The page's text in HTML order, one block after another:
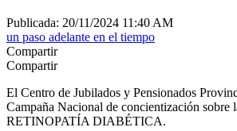
Publicada: 20/11/2024 11:40 AM
un paso adelante en el tiempo
Compartir
Compartir
El Centro de Jubilados y Pensionados
Campaña Nacional de concientización sobre
RETINOPATÍA DIABÉTICA.